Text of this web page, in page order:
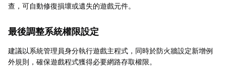
查，可自動修復損壞或遺失的遊戲元件。
最後調整系統權限設定
建議以系統管理員身分執行遊戲主程式，同時於防火牆設定新增例
外規則，確保遊戲程式獲得必要網路存取權限。